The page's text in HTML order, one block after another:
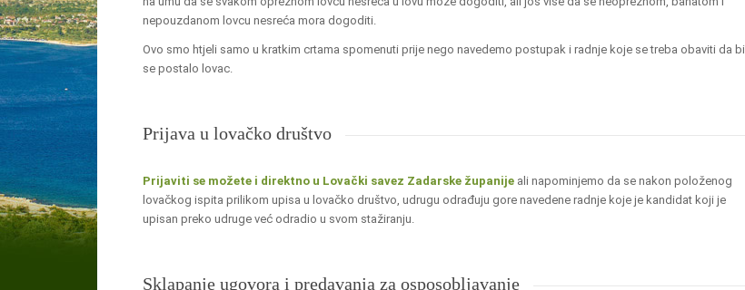
nepouzdanom lovcu nesreća mora dogoditi.
Ovo smo htjeli samo u kratkim crtama spomenuti prije nego navedemo postupak i radnje koje se treba obaviti da bi
se postalo lovac.
Prijava u lovačko društvo
Prijaviti se možete i direktno u Lovački savez Zadarske županije ali napominjemo da se nakon položenog
lovačkog ispita prilikom upisa u lovačko društvo, udrugu odrađuju gore navedene radnje koje je kandidat koji je
upisan preko udruge već odradio u svom stažiranju.
Sklapanje ugovora i predavanja za osposobljavanje